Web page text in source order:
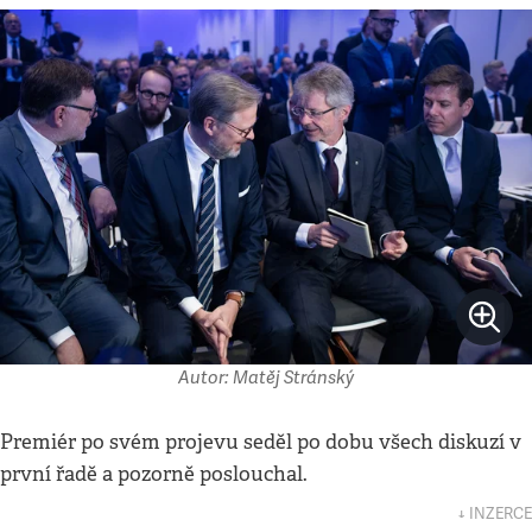
Autor: Matěj Stránský
Premiér po svém projevu seděl po dobu všech diskuzí v
první řadě a pozorně poslouchal.
↓ INZERCE